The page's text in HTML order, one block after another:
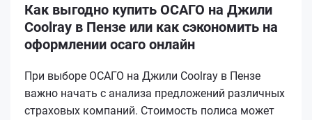
Как выгодно купить ОСАГО на Джили
Coolray в Пензе или как сэкономить на
оформлении осаго онлайн
При выборе ОСАГО на Джили Coolray в Пензе
важно начать с анализа предложений различных
страховых компаний. Стоимость полиса может